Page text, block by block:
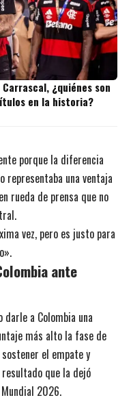
¿quiénes son
en la historia?
porque la diferencia
representaba una ventaja
rueda de prensa que no
vez, pero es justo para
ante
darle a Colombia una
más alto la fase de
el empate y
que la dejó
2026.